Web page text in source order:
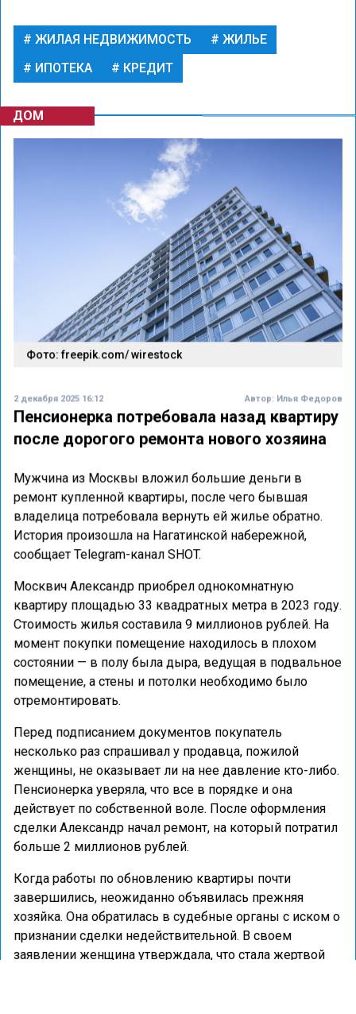
ЖИЛАЯ НЕДВИЖИМОСТЬ
ЖИЛЬЕ
ИПОТЕКА
КРЕДИТ
ДОМ
Фото: freepik.com/ wirestock
2 декабря 2025 16:12 Автор: Илья Федоров
Пенсионерка потребовала назад квартиру
после дорогого ремонта нового хозяина
Мужчина из Москвы вложил большие деньги в
ремонт купленной квартиры, после чего бывшая
владелица потребовала вернуть ей жилье обратно.
История произошла на Нагатинской набережной,
сообщает Telegram-канал SHOT.
Москвич Александр приобрел однокомнатную
квартиру площадью 33 квадратных метра в 2023 году.
Стоимость жилья составила 9 миллионов рублей. На
момент покупки помещение находилось в плохом
состоянии — в полу была дыра, ведущая в подвальное
помещение, а стены и потолки необходимо было
отремонтировать.
Перед подписанием документов покупатель
несколько раз спрашивал у продавца, пожилой
женщины, не оказывает ли на нее давление кто-либо.
Пенсионерка уверяла, что все в порядке и она
действует по собственной воле. После оформления
сделки Александр начал ремонт, на который потратил
больше 2 миллионов рублей.
Когда работы по обновлению квартиры почти
завершились, неожиданно объявилась прежняя
хозяйка. Она обратилась в судебные органы с иском о
признании сделки недействительной. В своем
заявлении женщина утверждала, что стала жертвой